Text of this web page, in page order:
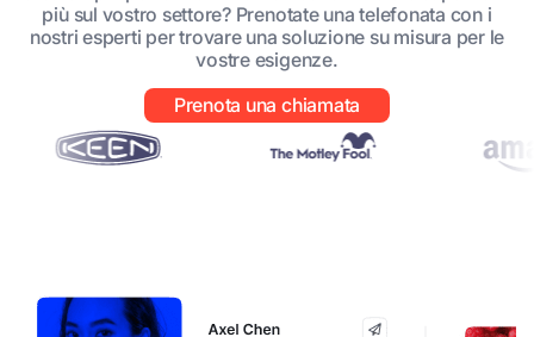
più sul vostro settore? Prenotate una telefonata con i
nostri esperti per trovare una soluzione su misura per le
vostre esigenze.
Prenota una chiamata